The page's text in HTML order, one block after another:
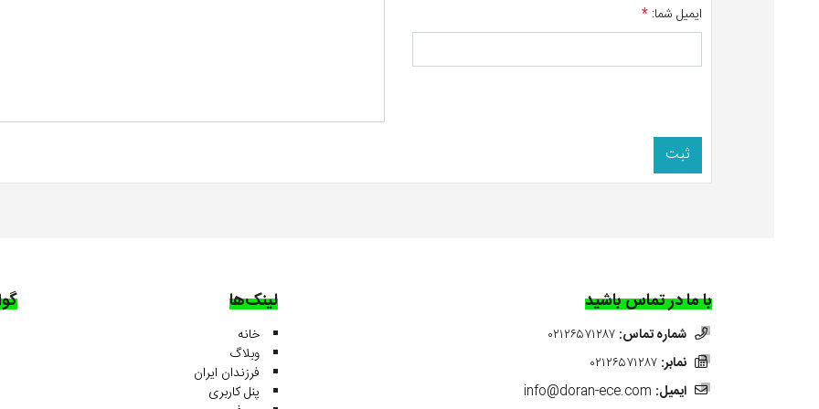
ایمیل شما: *
ثبت
با ما در تماس باشید
شماره تماس: ۰۲۱۲۶۵۷۱۲۸۷
نمابر: ۰۲۱۲۶۵۷۱۲۸۷
ایمیل: info@doran-ece.com
لینک‌ها
خانه
وبلاگ
فرزندان ایران
پنل کاربری